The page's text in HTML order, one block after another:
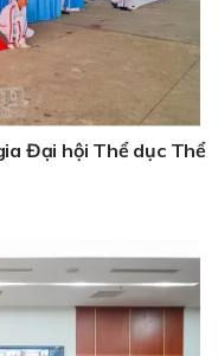
Đại hội Thể dục Thể